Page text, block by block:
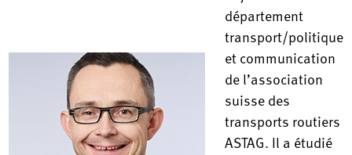
département
transport/politique
et communication
de l’association
suisse des
transports routiers
ASTAG. Il a étudié